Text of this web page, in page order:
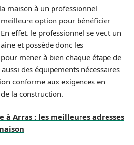
maison à un professionnel
option pour bénéficier
effet, le professionnel se veut un
et possède donc les
mener à bien chaque étape de
des équipements nécessaires
conforme aux exigences en
la construction.
à Arras : les meilleures adresses